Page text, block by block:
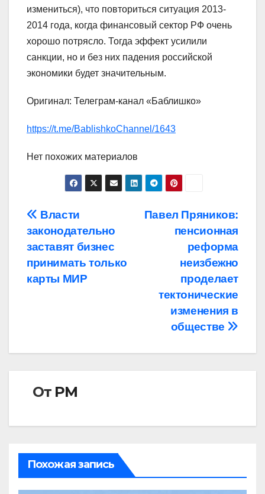
измениться), что повториться ситуация 2013-
2014 года, когда финансовый сектор РФ очень
хорошо потрясло. Тогда эффект усилили
санкции, но и без них падения российской
экономики будет значительным.
Оригинал: Телеграм-канал «Баблишко»
https://t.me/BablishkoChannel/1643
Нет похожих материалов
Навигация
по
записям
Павел Пряников:
пенсионная
реформа
неизбежно
проделает
тектонические
изменения в
обществе
Власти
законодательно
заставят бизнес
принимать только
карты МИР
От РМ
Похожая запись